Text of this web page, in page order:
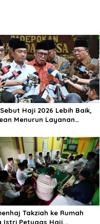
Sebut Haji 2026 Lebih Baik,
Menurun Layanan
Takziah ke Rumah
Istri Petugas Haji,